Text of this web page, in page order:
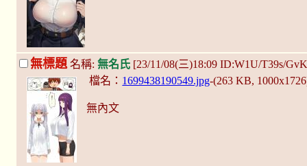
無標題名稱: 無名氏 [23/11/08(三)18:09 ID:W1U/T39s/
檔名： 1699438190549.jpg-(263 KB,
無內文